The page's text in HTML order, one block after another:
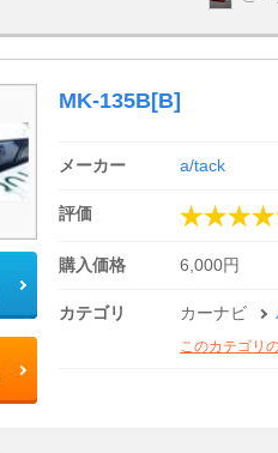
MK-135B[B]
メーカー a/tack
評価
購入価格 6,000円
カテゴリ カーナビ
このカテゴリ